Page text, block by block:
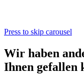
Press to skip carousel
Wir haben
Ihnen gefallen